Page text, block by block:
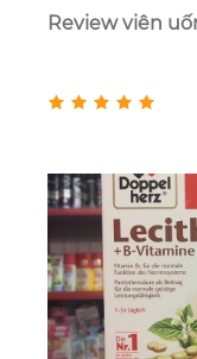
Review viên